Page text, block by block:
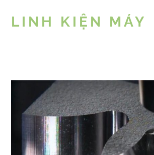
LINH KIỆN MÁY